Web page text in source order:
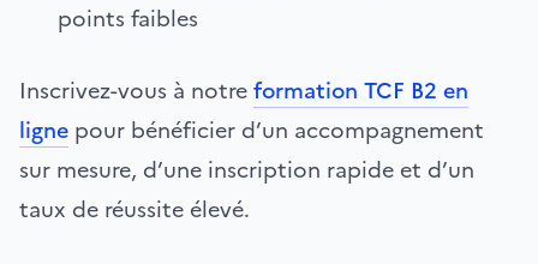
points faibles
Inscrivez-vous à notreformation TCF B2 en
ligne pour bénéficier d’un accompagnement
sur mesure, d’une inscription rapide et d’un
taux de réussite élevé.